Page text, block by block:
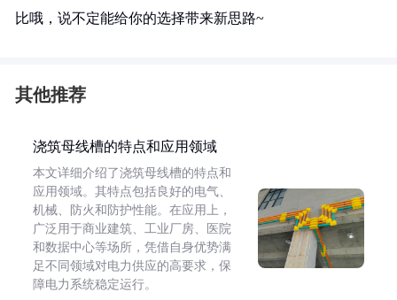
比哦，说不定能给你的选择带来新思路~
其他推荐
浇筑母线槽的特点和应用领域
本文详细介绍了浇筑母线槽的特点和
应用领域。其特点包括良好的电气、
机械、防火和防护性能。在应用上，
广泛用于商业建筑、工业厂房、医院
和数据中心等场所，凭借自身优势满
足不同领域对电力供应的高要求，保
障电力系统稳定运行。